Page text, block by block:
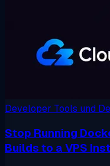
Developer Tools und
Stop Running
Builds to a VPS